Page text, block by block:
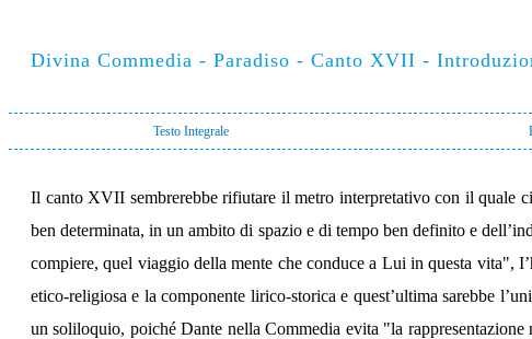
Divina Commedia - Paradiso - Canto XVII -
Testo Integrale
Il canto XVII sembrerebbe rifiutare il metro interpretativo con il quale
ben determinata, in un ambito di spazio e di tempo ben definito e
compiere, quel viaggio della mente che conduce a Lui in questa vita",
etico-religiosa e la componente lirico-storica e quest’ultima sarebbe
un soliloquio, poiché Dante nella Commedia evita "la